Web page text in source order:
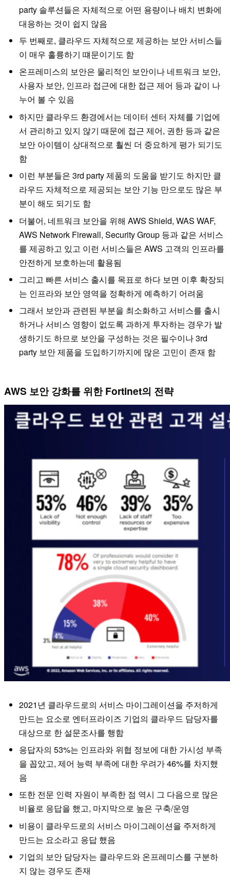
party 솔루션들은 자체적으로 어떤 용량이나 배치 변화에
대응하는 것이 쉽지 않음
두 번째로, 클라우드 자체적으로 제공하는 보안 서비스들
이 매우 훌륭하기 떄문이기도 함
온프레미스의 보안은 물리적인 보안이나 네트워크 보안,
사용자 보안, 인프라 접근에 대한 접근 제어 등과 같이 나
누어 볼 수 있음
하지만 클라우드 환경에서는 데이터 센터 자체를 기업에
서 관리하고 있지 않기 때문에 접근 제어, 권한 등과 같은
보안 아이템이 상대적으로 훨씬 더 중요하게 평가 되기도
함
이런 부분들은 3rd party 제품의 도움을 받기도 하지만 클
라우드 자체적으로 제공되는 보안 기능 만으로도 많은 부
분이 해도 되기도 함
더불어, 네트워크 보안을 위해 AWS Shield, WAS WAF,
AWS Network Firewall, Security Group 등과 같은 서비스
를 제공하고 있고 이런 서비스들은 AWS 고객의 인프라를
안전하게 보호하는데 활용됨
그리고 빠른 서비스 출시를 목표로 하다 보면 이후 확장되
는 인프라와 보안 영역을 정확하게 예측하기 어려움
그래서 보안과 관련된 부분을 최소화하고 서비스를 출시
하거나 서비스 영향이 없도록 과하게 투자하는 경우가 발
생하기도 하므로 보안을 구성하는 것은 필수이나 3rd
party 보안 제품을 도입하기까지에 많은 고민이 존재 함
AWS 보안 강화를 위한 Fortinet의 전략
2021년 클라우드로의 서비스 마이그레이션을 주저하게
만드는 요소로 엔터프라이즈 기업의 클라우드 담당자를
대상으로 한 설문조사를 행함
응답자의 53%는 인프라와 위협 정보에 대한 가시성 부족
을 꼽았고, 제어 능력 부족에 대한 우려가 46%를 차지했
음
또한 전문 인력 자원이 부족한 점 역시 그 다음으로 많은
비율로 응답을 했고, 마지막으로 높은 구축/운영
비용이 클라우드로의 서비스 마이그레이션을 주저하게
만드는 요소라고 응답 했음
기업의 보안 담당자는 클라우드와 온프레미스를 구분하
지 않는 경우도 존재